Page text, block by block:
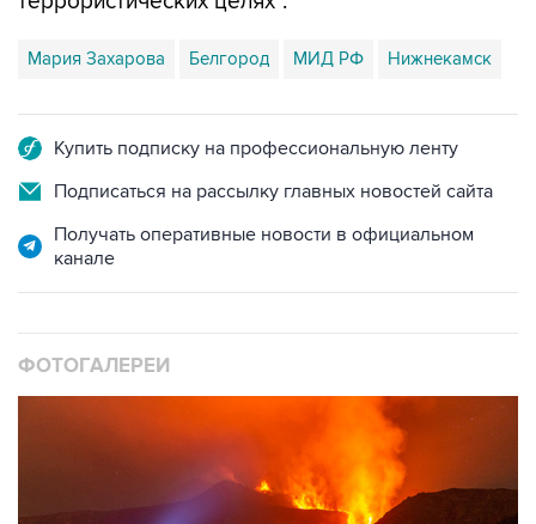
Мария Захарова Белгород МИД РФ Нижнекамск
Купить подписку на профессиональную ленту
Подписаться на рассылку главных новостей сайта
Получать оперативные новости в официальном
канале
ФОТОГАЛЕРЕИ